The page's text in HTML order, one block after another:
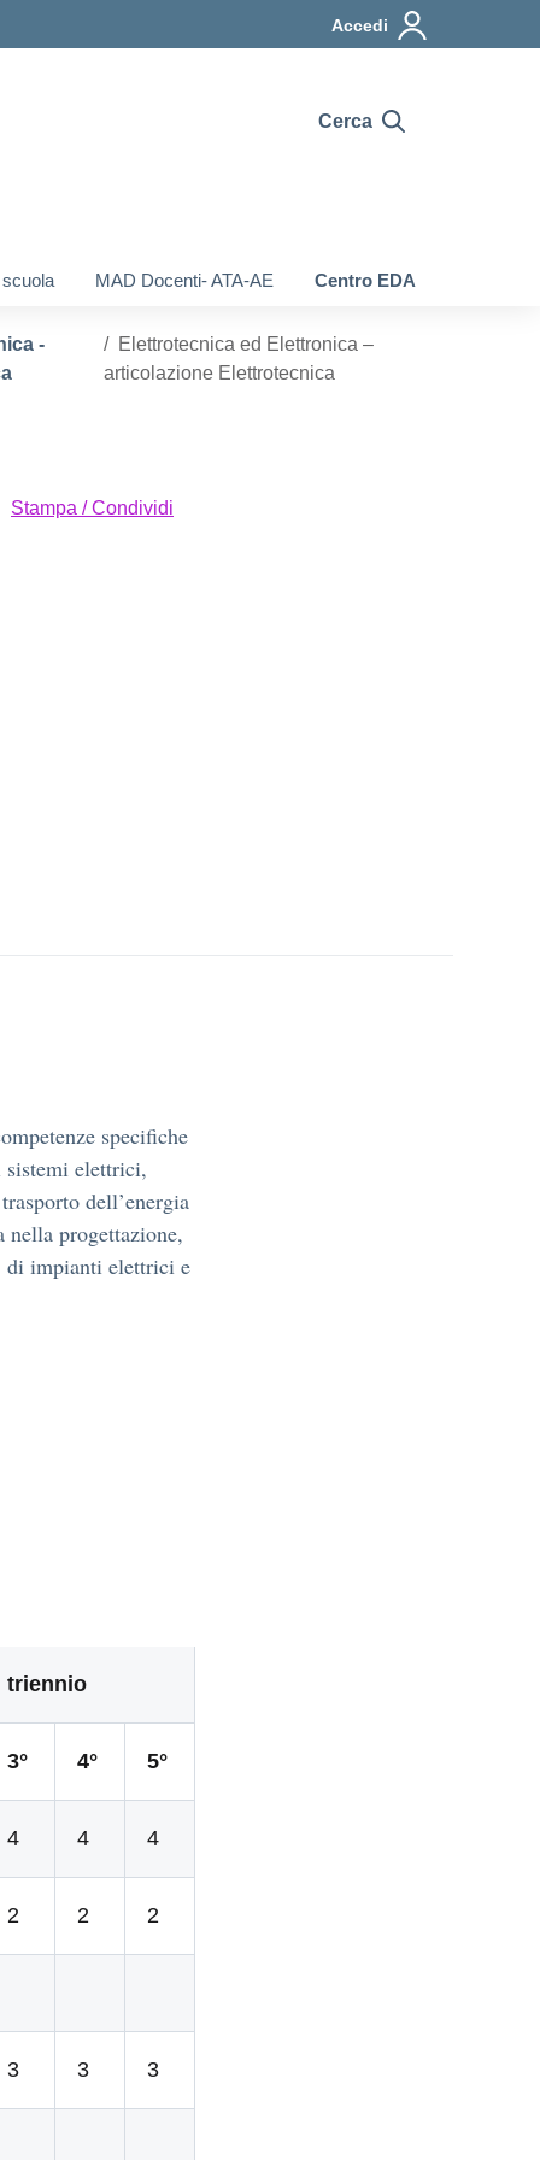
Accedi
Cerca
MAD Docenti- ATA-AE Centro EDA
-
Elettrotecnica ed Elettronica –
articolazione Elettrotecnica
Stampa / Condividi
specifiche
sistemi elettrici,
dell’energia
progettazione,
di impianti elettrici e
triennio
3° 4° 5°
4 4 4
2 2 2
3 3 3